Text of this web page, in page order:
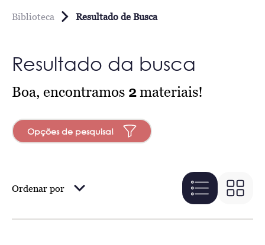
Biblioteca Resultado de Busca
Resultado da busca
Boa, encontramos 2materiais!
Opções de pesquisa!
Ordenar por